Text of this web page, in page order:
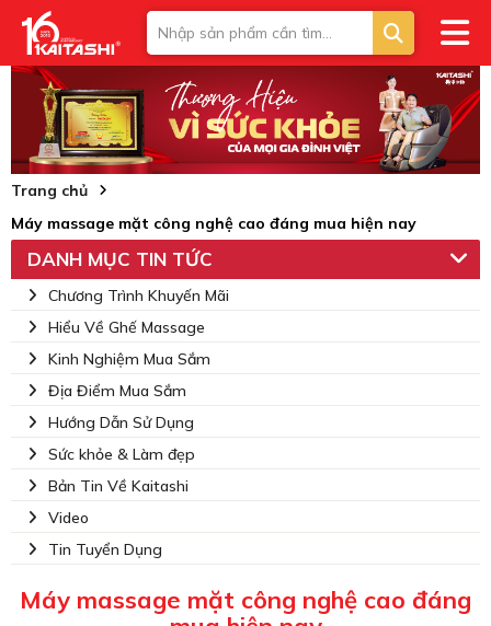
Trang chủ
Máy massage mặt công nghệ cao đáng mua hiện nay
DANH MỤC TIN TỨC
Chương Trình Khuyến Mãi
Hiểu Về Ghế Massage
Kinh Nghiệm Mua Sắm
Địa Điểm Mua Sắm
Hướng Dẫn Sử Dụng
Sức khỏe & Làm đẹp
Bản Tin Về Kaitashi
Video
Tin Tuyển Dụng
Máy massage mặt công nghệ cao đáng